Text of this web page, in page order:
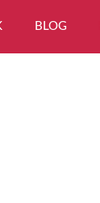
BLOG